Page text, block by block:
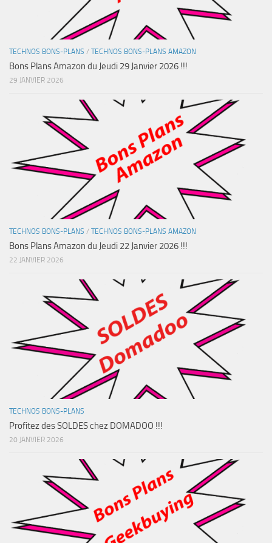
TECHNOS BONS-PLANS / TECHNOS BONS-PLANS AMAZON
Bons Plans Amazon du Jeudi 29 Janvier 2026 !!!
29 JANVIER 2026
TECHNOS BONS-PLANS / TECHNOS BONS-PLANS AMAZON
Bons Plans Amazon du Jeudi 22 Janvier 2026 !!!
22 JANVIER 2026
TECHNOS BONS-PLANS
Profitez des SOLDES chez DOMADOO !!!
20 JANVIER 2026